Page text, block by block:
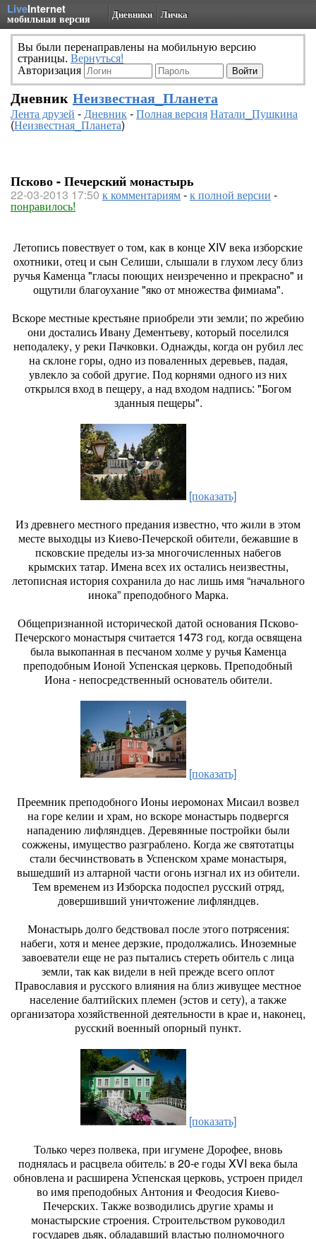
LiveInternet
мобильная версия Дневники Личка
Вы были перенаправлены на мобильную версию
страницы. Вернуться!
Авторизация
Дневник Неизвестная_Планета
Лента друзей -Дневник-Полная версияНатали_Пушкина
(Неизвестная_Планета)
Псково - Печерский монастырь
22-03-2013 17:50 к комментариям-к полной версии -
понравилось!
Летопись повествует о том, как в конце XIV века изборские
охотники, отец и сын Селиши, слышали в глухом лесу близ
ручья Каменца "гласы поющих неизреченно и прекрасно" и
ощутили благоухание "яко от множества фимиама".
Вскоре местные крестьяне приобрели эти земли; по жребию
они достались Ивану Дементьеву, который поселился
неподалеку, у реки Пачковки. Однажды, когда он рубил лес
на склоне горы, одно из поваленных деревьев, падая,
увлекло за собой другие. Под корнями одного из них
открылся вход в пещеру, а над входом надпись: "Богом
зданныя пещеры".
[показать]
Из древнего местного предания известно, что жили в этом
месте выходцы из Киево-Печерской обители, бежавшие в
псковские пределы из-за многочисленных набегов
крымских татар. Имена всех их остались неизвестны,
летописная история сохранила до нас лишь имя “начального
инока” преподобного Марка.
Общепризнанной исторической датой основания Псково-
Печерского монастыря считается 1473 год, когда освящена
была выкопанная в песчаном холме у ручья Каменца
преподобным Ионой Успенская церковь. Преподобный
Иона - непосредственный основатель обители.
[показать]
Преемник преподобного Ионы иеромонах Мисаил возвел
на горе келии и храм, но вскоре монастырь подвергся
нападению лифляндцев. Деревянные постройки были
сожжены, имущество разграблено. Когда же святотатцы
стали бесчинствовать в Успенском храме монастыря,
вышедший из алтарной части огонь изгнал их из обители.
Тем временем из Изборска подоспел русский отряд,
довершивший уничтожение лифляндцев.
Монастырь долго бедствовал после этого потрясения:
набеги, хотя и менее дерзкие, продолжались. Иноземные
завоеватели еще не раз пытались стереть обитель с лица
земли, так как видели в ней прежде всего оплот
Православия и русского влияния на близ живущее местное
население балтийских племен (эстов и сету), а также
организатора хозяйственной деятельности в крае и, наконец,
русский военный опорный пункт.
[показать]
Только через полвека, при игумене Дорофее, вновь
поднялась и расцвела обитель: в 20-е годы XVI века была
обновлена и расширена Успенская церковь, устроен придел
во имя преподобных Антония и Феодосия Киево-
Печерских. Также возводились другие храмы и
монастырские строения. Строительством руководил
государев дьяк, обладавший властью полномочного